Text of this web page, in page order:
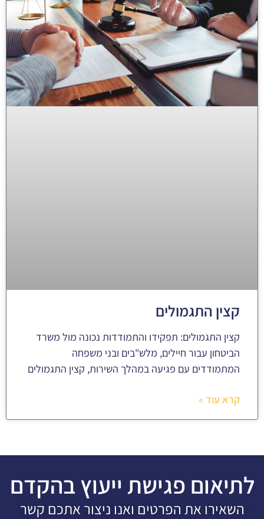
קצין התגמולים
קצין התגמולים: תפקידו והתמודדות נכונה מול משרד
הביטחון עבור חיילים, מלש"בים ובני משפחה
המתמודדים עם פגיעה במהלך השירות, קצין התגמולים
קרא עוד »
לתיאום פגישת ייעוץ בהקדם
השאירו את הפרטים ואנו ניצור אתכם קשר